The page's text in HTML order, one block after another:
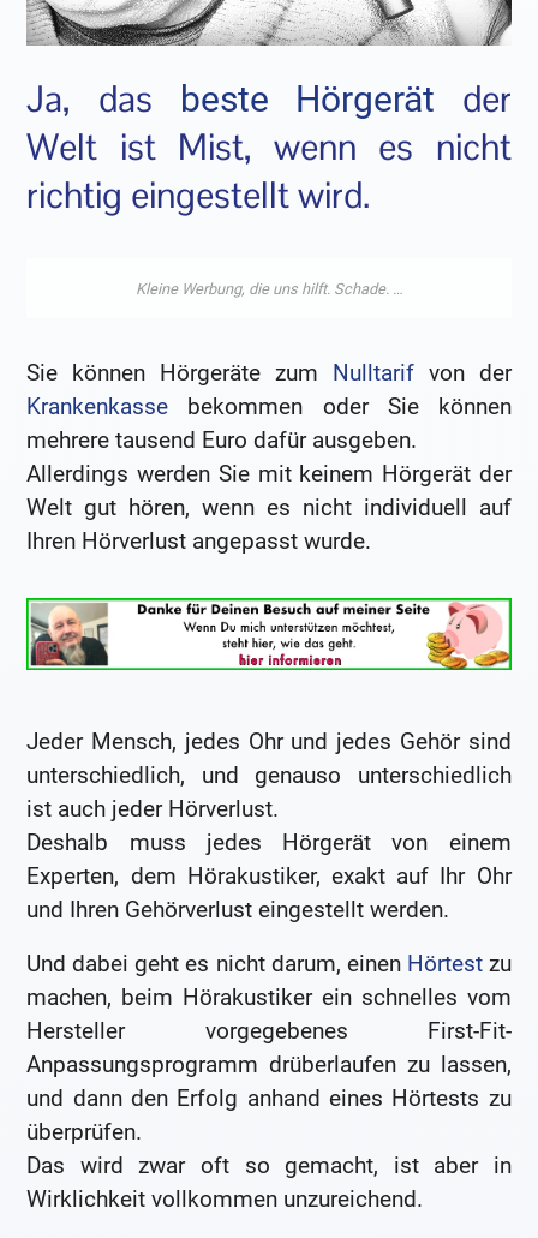
Ja, das beste Hörgerät der
Welt ist Mist, wenn es nicht
richtig eingestellt wird.
Sie können Hörgeräte zum Nulltarifvon der
Krankenkasse bekommen oder Sie können
mehrere tausend Euro dafür ausgeben.
Allerdings werden Sie mit keinem Hörgerät der
Welt gut hören, wenn es nicht individuell auf
Ihren Hörverlust angepasst wurde.
Jeder Mensch, jedes Ohr und jedes Gehör sind
unterschiedlich, und genauso unterschiedlich
ist auch jeder Hörverlust.
Deshalb muss jedes Hörgerät von einem
Experten, dem Hörakustiker, exakt auf Ihr Ohr
und Ihren Gehörverlust eingestellt werden.
Und dabei geht es nicht darum, einen Hörtestzu
machen, beim Hörakustiker ein schnelles vom
Hersteller vorgegebenes First-Fit-
Anpassungsprogramm drüberlaufen zu lassen,
und dann den Erfolg anhand eines Hörtests zu
überprüfen.
Das wird zwar oft so gemacht, ist aber in
Wirklichkeit vollkommen unzureichend.